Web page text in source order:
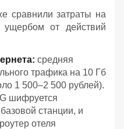
сравнили затраты на
от действий
средняя
трафика на 10 Гб
1 500–2 500 рублей).
шифруется
станции, и
отеля